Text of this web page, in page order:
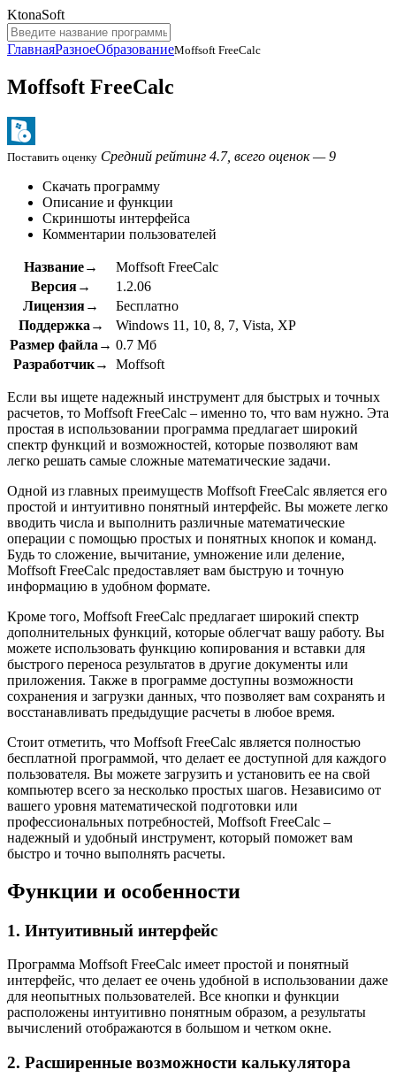
KtonaSoft
ГлавнаяРазноеОбразованиеMoffsoft FreeCalc
Moffsoft FreeCalc
Поставить оценку Средний рейтинг 4.7, всего оценок — 9
Скачать программу
Описание и функции
Скриншоты интерфейса
Комментарии пользователей
Название→
Moffsoft FreeCalc
Версия→
1.2.06
Лицензия→
Бесплатно
Поддержка→
Windows 11, 10, 8, 7, Vista, XP
Размер файла→ 0.7 Мб
Разработчик→
Moffsoft
Если вы ищете надежный инструмент для быстрых и точных
расчетов, то Moffsoft FreeCalc – именно то, что вам нужно. Эта
простая в использовании программа предлагает широкий
спектр функций и возможностей, которые позволяют вам
легко решать самые сложные математические задачи.
Одной из главных преимуществ Moffsoft FreeCalc является его
простой и интуитивно понятный интерфейс. Вы можете легко
вводить числа и выполнить различные математические
операции с помощью простых и понятных кнопок и команд.
Будь то сложение, вычитание, умножение или деление,
Moffsoft FreeCalc предоставляет вам быструю и точную
информацию в удобном формате.
Кроме того, Moffsoft FreeCalc предлагает широкий спектр
дополнительных функций, которые облегчат вашу работу. Вы
можете использовать функцию копирования и вставки для
быстрого переноса результатов в другие документы или
приложения. Также в программе доступны возможности
сохранения и загрузки данных, что позволяет вам сохранять и
восстанавливать предыдущие расчеты в любое время.
Стоит отметить, что Moffsoft FreeCalc является полностью
бесплатной программой, что делает ее доступной для каждого
пользователя. Вы можете загрузить и установить ее на свой
компьютер всего за несколько простых шагов. Независимо от
вашего уровня математической подготовки или
профессиональных потребностей, Moffsoft FreeCalc –
надежный и удобный инструмент, который поможет вам
быстро и точно выполнять расчеты.
Функции и особенности
1. Интуитивный интерфейс
Программа Moffsoft FreeCalc имеет простой и понятный
интерфейс, что делает ее очень удобной в использовании даже
для неопытных пользователей. Все кнопки и функции
расположены интуитивно понятным образом, а результаты
вычислений отображаются в большом и четком окне.
2. Расширенные возможности калькулятора